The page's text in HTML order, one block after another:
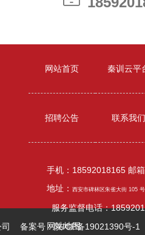
网站首页 秦训云平
招聘公告 联系我们
手机：18592018165 邮
地址： 西安市碑林区朱雀大街 105
服务监督电话：
网站地图
司 备案号：陕ICP备19021390号-1